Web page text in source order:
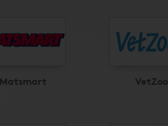
Matsmart VetZoo